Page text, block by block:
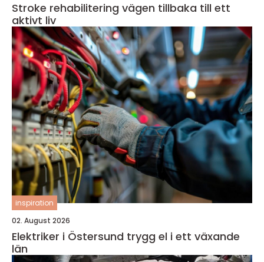
Stroke rehabilitering vägen tillbaka till ett
aktivt liv
inspiration
02. August 2026
Elektriker i Östersund trygg el i ett växande
län